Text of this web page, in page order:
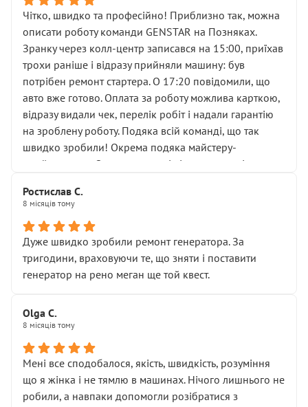
ущільнювачів.
Що прикро — це не перший мій візит. Раніше міняв у
вас стартер, і тоді сервіс наче справив хороше
враження. Але згодом знайшов декілька гайок під
лобовим склом. Мені пояснили, що це “старі гайки, які
відкручували”, і попросили не хвилюватися. ( надіюсь
новий власник, не застяг в полі))
Але після нинішнього візиту такі дрібниці вже не
здаються дрібницями.
Я — клієнт, який працює на довірі, і саме її цей сервіс
Хотілося б більше:
• належної уваги до авто
• прозорості в роботах і рахунках
• реальної діагностики, а не формального
“подивились і поїхав”
На жаль, складається враження, що сервіс працює не
Стосовно комунікації - все добре
Чітко, швидко та професійно! Приблизно так, можна
описати роботу команди GENSTAR на Позняках.
Зранку через колл-центр записався на 15:00, приїхав
трохи раніше і відразу прийняли машину: був
потрібен ремонт стартера. О 17:20 повідомили, що
авто вже готово. Оплата за роботу можлива карткою,
відразу видали чек, перелік робіт і надали гарантію
на зроблену роботу. Подяка всій команді, що так
швидко зробили! Окрема подяка майстеру-
приймальнику Олександру: всі чітко та по суті.
звертатися до цього автосервісу.
Ростислав С.
8 місяців тому
Дуже швидко зробили ремонт генератора. За
тригодини, враховуючи те, що зняти і поставити
генератор на рено меган ще той квест.
Olga С.
8 місяців тому
Мені все сподобалося, якість, швидкість, розуміння
що я жінка і не тямлю в машинах. Нічого лишнього не
робили, а навпаки допомогли розібратися з